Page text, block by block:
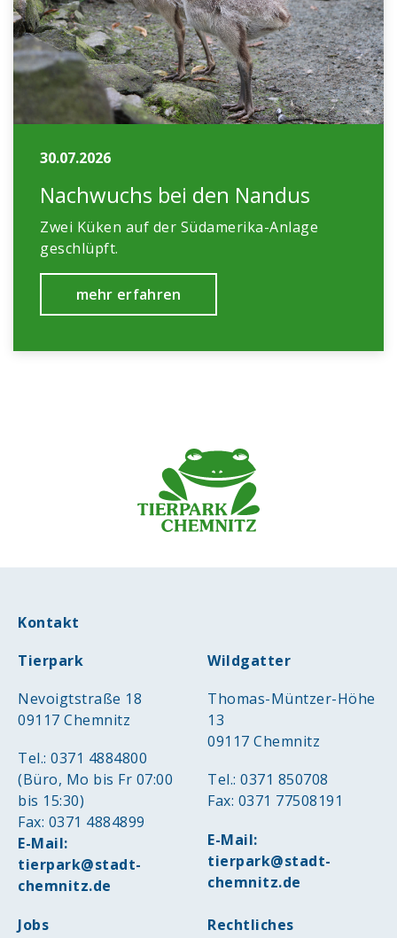
30.07.2026
Nachwuchs bei den Nandus
Zwei Küken auf der Südamerika-Anlage
geschlüpft.
mehr erfahren
Kontakt
Tierpark
Nevoigtstraße 18
09117 Chemnitz
Tel.: 0371 4884800
(Büro, Mo bis Fr 07:00
bis 15:30)
Fax: 0371 4884899
E-Mail:
tierpark@stadt-
chemnitz.de
Wildgatter
Thomas-Müntzer-Höhe
13
09117 Chemnitz
Tel.: 0371 850708
Fax: 0371 77508191
E-Mail:
tierpark@stadt-
chemnitz.de
Jobs
Rechtliches